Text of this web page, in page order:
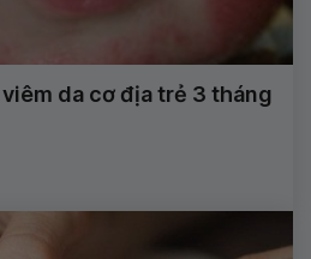
da cơ địa trẻ 3 tháng